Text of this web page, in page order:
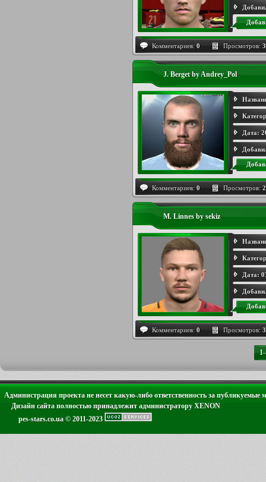
Комментариев: 0 Просмотров:
J. Berget by Andrey_Pol
Дата:
Комментариев: 0 Просмотров:
M. Linnes by sekiz
Дата:
Комментариев: 0 Просмотров:
Администрация проекта не несет какую-либо ответственность за публикуемые
Дизайн сайта полностью принадлежит администратору XENON
pes-stars.co.ua © 2011-2023